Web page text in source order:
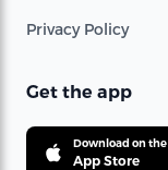
Privacy Policy
Get the app
Download on the
App Store